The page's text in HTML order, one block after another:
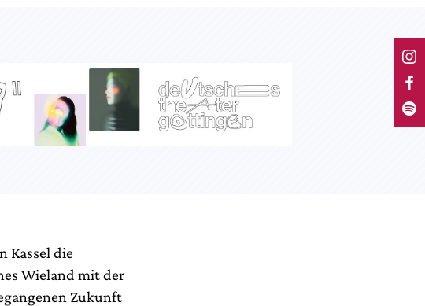
Kassel die
Wieland mit der
Zukunft